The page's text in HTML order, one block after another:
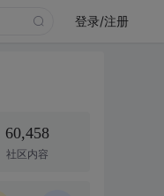
登录/注册
60,458
社区内容